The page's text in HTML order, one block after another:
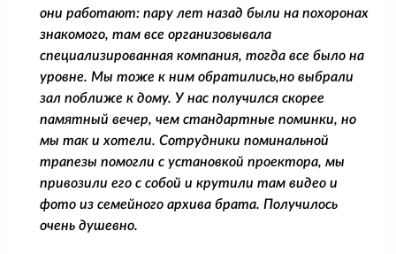
они работают: пару лет назад были на похоронах
знакомого, там все организовывала
специализированная компания, тогда все было на
уровне. Мы тоже к ним обратились,но выбрали
зал поближе к дому. У нас получился скорее
памятный вечер, чем стандартные поминки, но
мы так и хотели. Сотрудники поминальной
трапезы помогли с установкой проектора, мы
привозили его с собой и крутили там видео и
фото из семейного архива брата. Получилось
очень душевно.